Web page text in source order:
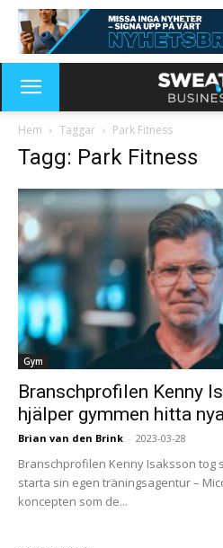
Hem Taggar Park Fitness
Tagg: Park Fitness
Gym
Branschprofilen Kenny
hjälper gymmen hitta
Brian van den Brink - 2023-03-28
Branschprofilen Kenny Isaksson
starta sin egen träningsagentur –
koncepten som de...